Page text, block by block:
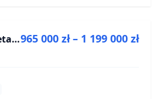
Nasza Symfonia etap III965 000 zł – 1 199 000 zł